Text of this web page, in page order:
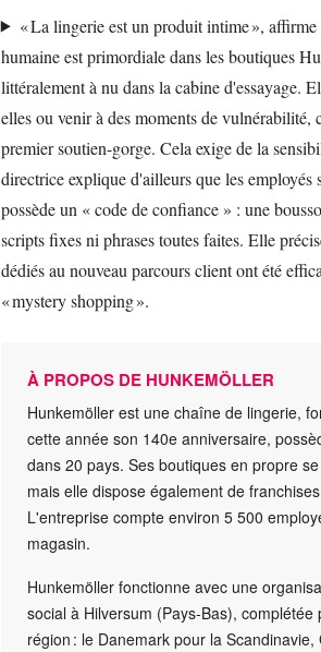
« La lingerie est un produit intime »,
humaine est primordiale dans les boutiques
littéralement à nu dans la cabine d'essayage.
elles ou venir à des moments de vulnérabilité,
premier soutien-gorge. Cela exige de la
directrice explique d'ailleurs que les
possède un « code de confiance » : une
scripts fixes ni phrases toutes faites. Elle
dédiés au nouveau parcours client ont été
« mystery shopping ».
À PROPOS DE HUNKEMÖLLER
Hunkemöller est une chaîne de lingerie,
cette année son 140e anniversaire,
dans 20 pays. Ses boutiques en propre
mais elle dispose également de
L'entreprise compte environ 5 500
magasin.
Hunkemöller fonctionne avec une
social à Hilversum (Pays-Bas),
région : le Danemark pour la